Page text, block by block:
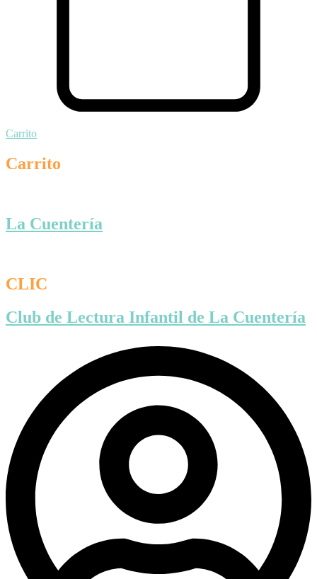
Carrito
Carrito
La Cuentería
CLIC
Club de Lectura Infantil de La Cuentería